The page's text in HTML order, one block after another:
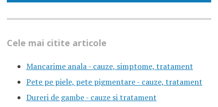
Cele mai citite articole
Mancarime anala - cauze, simptome, tratament
Pete pe piele, pete pigmentare - cauze, tratament
Dureri de gambe - cauze si tratament